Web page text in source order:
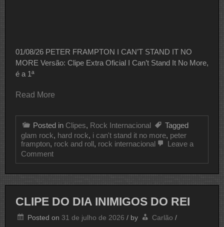
01/08/26 PETER FRAMPTON I CAN’T STAND IT NO
MORE Versão: Clipe Extra Oficial I Can’t Stand It No More,
é a 1ª
Read More
Posted in Clipes, Rock Internacional
Tagged
glam rock, hard rock, i can't stand it no more, peter
frampton, rock and roll, rock internacional
Leave a
Commenton
CLIPE
PETER
FRAMPTON
CLIPE DO DIA INIMIGOS DO REI
Posted on 31 de julho de 2026 / by Carlão /